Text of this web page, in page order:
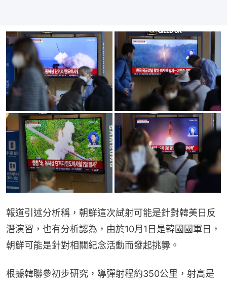
報道引述分析稱，朝鮮這次試射可能是針對韓美日反
潛演習，也有分析認為，由於10月1日是韓國國軍日，
朝鮮可能是針對相關紀念活動而發起挑釁。
根據韓聯參初步研究，導彈射程約350公里，射高是